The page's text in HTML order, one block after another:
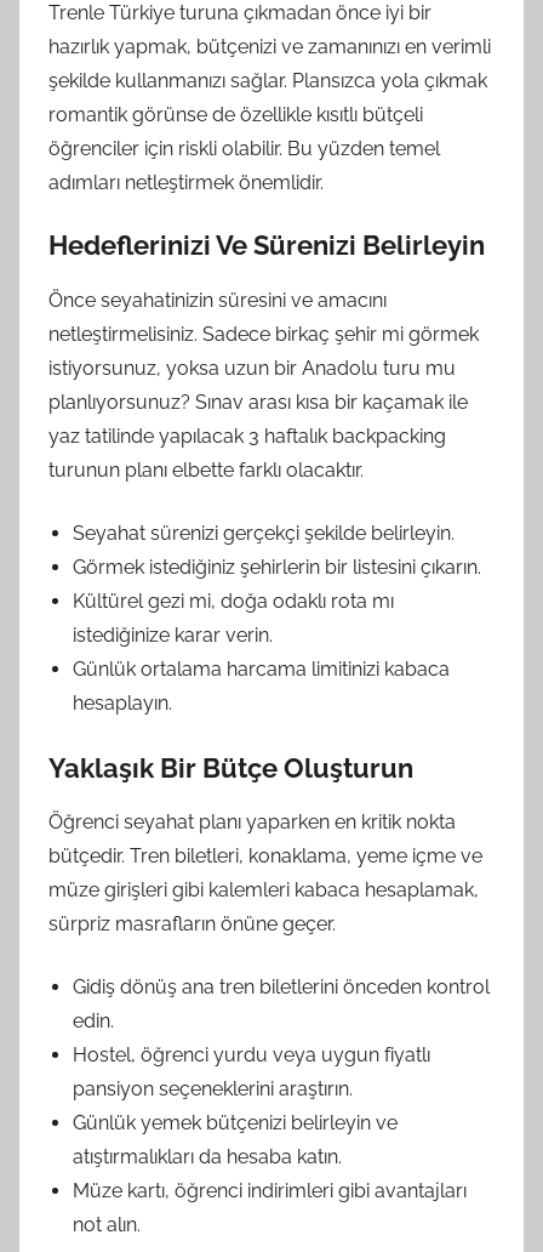
Trenle Türkiye turuna çıkmadan önce iyi bir
hazırlık yapmak, bütçenizi ve zamanınızı en verimli
şekilde kullanmanızı sağlar. Plansızca yola çıkmak
romantik görünse de özellikle kısıtlı bütçeli
öğrenciler için riskli olabilir. Bu yüzden temel
adımları netleştirmek önemlidir.
Hedeflerinizi Ve Sürenizi Belirleyin
Önce seyahatinizin süresini ve amacını
netleştirmelisiniz. Sadece birkaç şehir mi görmek
istiyorsunuz, yoksa uzun bir Anadolu turu mu
planlıyorsunuz? Sınav arası kısa bir kaçamak ile
yaz tatilinde yapılacak 3 haftalık backpacking
turunun planı elbette farklı olacaktır.
Seyahat sürenizi gerçekçi şekilde belirleyin.
Görmek istediğiniz şehirlerin bir listesini çıkarın.
Kültürel gezi mi, doğa odaklı rota mı
istediğinize karar verin.
Günlük ortalama harcama limitinizi kabaca
hesaplayın.
Yaklaşık Bir Bütçe Oluşturun
Öğrenci seyahat planı yaparken en kritik nokta
bütçedir. Tren biletleri, konaklama, yeme içme ve
müze girişleri gibi kalemleri kabaca hesaplamak,
sürpriz masrafların önüne geçer.
Gidiş dönüş ana tren biletlerini önceden kontrol
edin.
Hostel, öğrenci yurdu veya uygun fiyatlı
pansiyon seçeneklerini araştırın.
Günlük yemek bütçenizi belirleyin ve
atıştırmalıkları da hesaba katın.
Müze kartı, öğrenci indirimleri gibi avantajları
not alın.